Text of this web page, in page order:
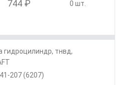
744 ₽ 0 шт.
гидроцилиндр, тнвд,
207 (6207)